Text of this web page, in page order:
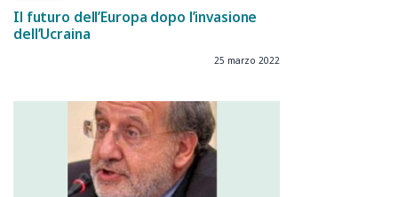
Il futuro dell’Europa dopo l’invasione
dell’Ucraina
25 marzo 2022